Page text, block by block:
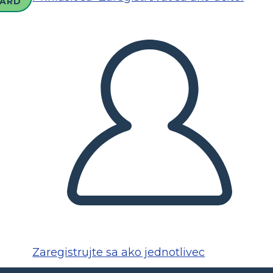
Zaregistrujte sa ako jednotlivec